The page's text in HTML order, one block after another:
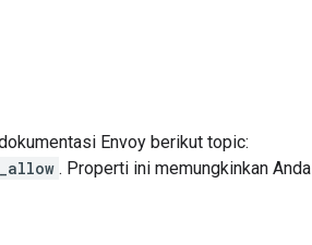
Envoy berikut topic:
. Properti ini memungkinkan Anda